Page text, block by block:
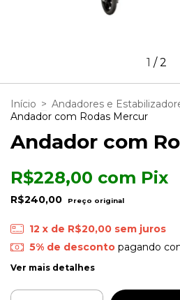
1 /2
Início > Andadores e
Andador com Rodas Mercur
Andador com
R$240,00
R$228,00 com Pix
12 x de R$20,00 sem juros
5% de descontopagando
Ver mais detalhes